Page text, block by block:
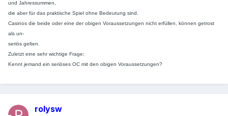
und Jahressummen,
die aber für das praktische Spiel ohne Bedeutung sind.
Casinos die beide oder eine der obigen Voraussetzungen nicht erfüllen, können getrost
als un-
seriös gelten.
Zuletzt eine sehr wichtige Frage:
Kennt jemand ein seriöses OC mit den obigen Voraussetzungen?
rolysw